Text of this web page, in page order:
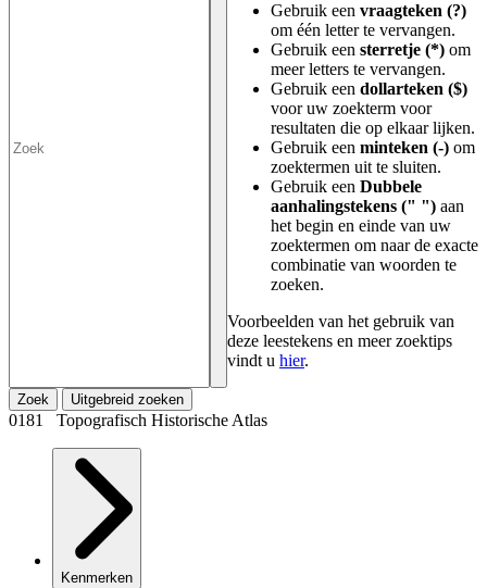
Gebruik een vraagteken (?)
om één letter te vervangen.
Gebruik een sterretje (*) om
meer letters te vervangen.
Gebruik een dollarteken ($)
voor uw zoekterm voor
resultaten die op elkaar lijken.
Gebruik een minteken (-) om
zoektermen uit te sluiten.
Gebruik een Dubbele
aanhalingstekens (" ") aan
het begin en einde van uw
zoektermen om naar de exacte
combinatie van woorden te
zoeken.
Voorbeelden van het gebruik van
deze leestekens en meer zoektips
vindt u hier.
Zoek Uitgebreid zoeken
0181 Topografisch Historische Atlas
Kenmerken